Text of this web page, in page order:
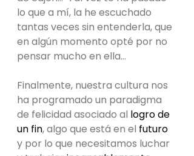
lo que a mí, la he escuchado
tantas veces sin entenderla, que
en algún momento opté por no
pensar mucho en ella…
Finalmente, nuestra cultura nos
ha programado un paradigma
de felicidad asociado al logro de
un fin, algo que está en el futuro
y por lo que necesitamos luchar